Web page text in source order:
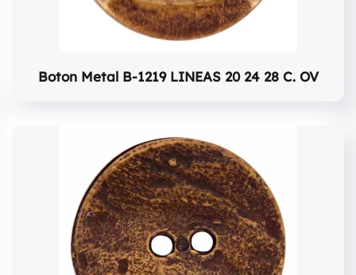
Boton Metal B-1219 LINEAS 20 24 28 C. OV